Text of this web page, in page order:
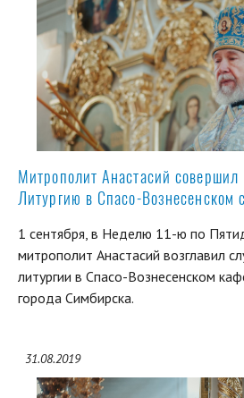
Митрополит Анастасий
Литургию в Спасо-Вознесенском
1 сентября, в Неделю 11-ю по
митрополит Анастасий возглавил
литургии в Спасо-Вознесенском
города Симбирска.
31.08.2019